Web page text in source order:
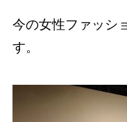
今の女性ファッシ
す。